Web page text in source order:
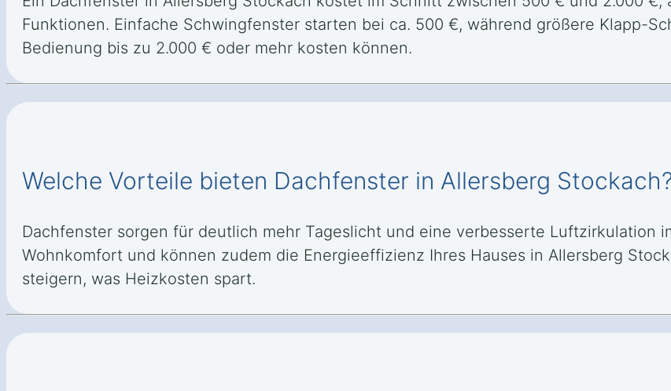
Funktionen. Einfache Schwingfenster starten bei ca. 500 €, während größere Klapp-
Bedienung bis zu 2.000 € oder mehr kosten können.
Welche Vorteile bieten Dachfenster in Allersberg
Dachfenster sorgen für deutlich mehr Tageslicht und eine verbesserte Luftzirkulation
Wohnkomfort und können zudem die Energieeffizienz Ihres Hauses in Allersberg
steigern, was Heizkosten spart.